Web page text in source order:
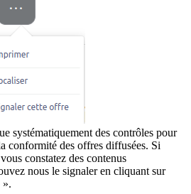
systématiquement des contrôles pour
conformité des offres diffusées. Si
constatez des contenus
nous le signaler en cliquant sur
».